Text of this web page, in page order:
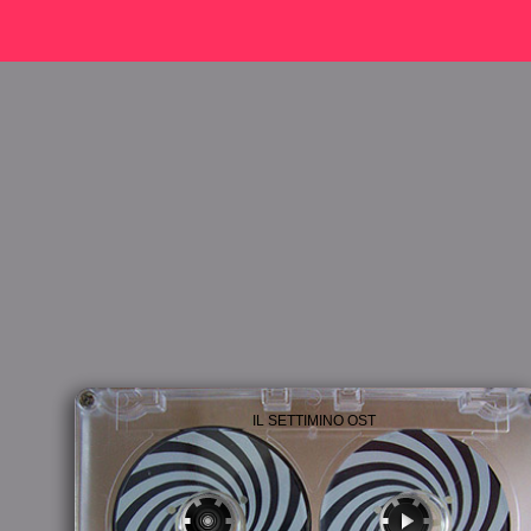
IL SETTIMINO OST